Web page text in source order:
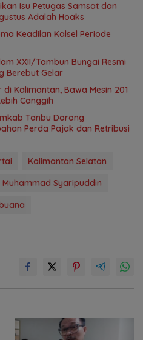
Isu Petugas Samsat dan
Adalah Hoaks
Keadilan Kalsel Periode
XXII/Tambun Bungai Resmi
Berebut Gelar
Kalimantan, Bawa Mesin 201
Canggih
Tanbu Dorong
Perda Pajak dan Retribusi
Kalimantan Selatan
Muhammad Syaripuddin